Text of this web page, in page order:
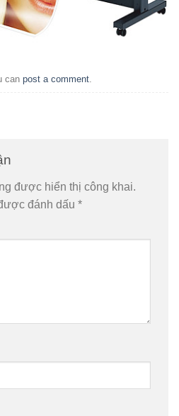
can post a comment.
được hiển thị công khai.
đánh dấu *